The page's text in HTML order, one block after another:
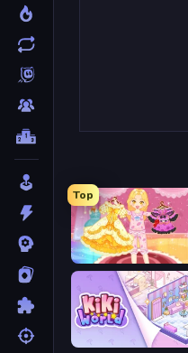
Top
Royal Glow Princess Makeover
KiKi